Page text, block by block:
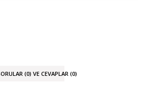
(0) VE CEVAPLAR (0)